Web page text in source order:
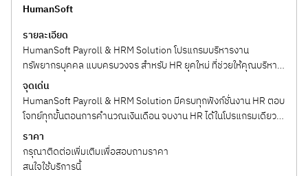
HumanSoft
รายละเอียด
HumanSoft Payroll & HRM Solution โปรแกรมบริหารงาน
ทรัพยากรบุคคล แบบครบวงจร สำหรับ HR ยุคใหม่ ที่ช่วยให้คุณบริหาร
งานได้อย่างมืออาชีพ แบบ Real Time...
จุดเด่น
HumanSoft Payroll & HRM Solution มีครบทุกฟังก์ชั่นงาน HR ตอบ
โจทย์ทุกขั้นตอนการคำนวณเงินเดือน จบงาน HR ได้ในโปรแกรมเดียว
ใช้งานง่าย...
ราคา
กรุณาติดต่อเพิ่มเติมเพื่อสอบถามราคา
สนใจใช้บริการนี้